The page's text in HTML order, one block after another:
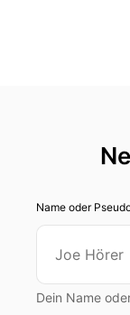
Name oder
Dein Name